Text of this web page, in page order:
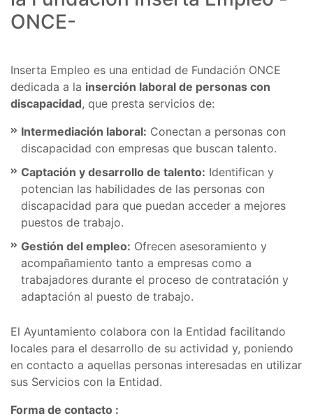
ONCE-
Inserta Empleo es una entidad de Fundación ONCE
dedicada a la inserción laboral de personas con
discapacidad, que presta servicios de:
Intermediación laboral: Conectan a personas con
discapacidad con empresas que buscan talento.
Captación y desarrollo de talento: Identifican y
potencian las habilidades de las personas con
discapacidad para que puedan acceder a mejores
puestos de trabajo.
Gestión del empleo: Ofrecen asesoramiento y
acompañamiento tanto a empresas como a
trabajadores durante el proceso de contratación y
adaptación al puesto de trabajo.
El Ayuntamiento colabora con la Entidad facilitando
locales para el desarrollo de su actividad y, poniendo
en contacto a aquellas personas interesadas en utilizar
sus Servicios con la Entidad.
Forma de contacto :